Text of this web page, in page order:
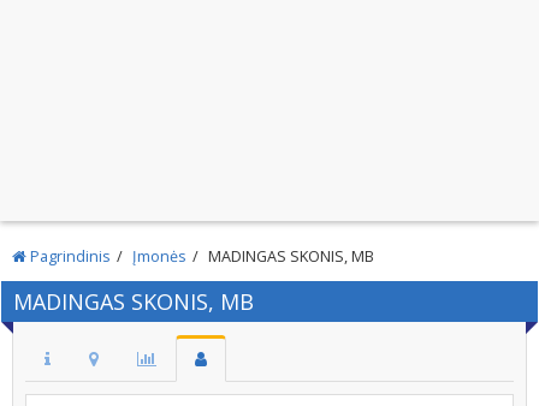
Pagrindinis Įmonės MADINGAS SKONIS, MB
MADINGAS SKONIS, MB